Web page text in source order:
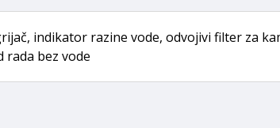
indikator razine vode, odvojivi filter za
rada bez vode